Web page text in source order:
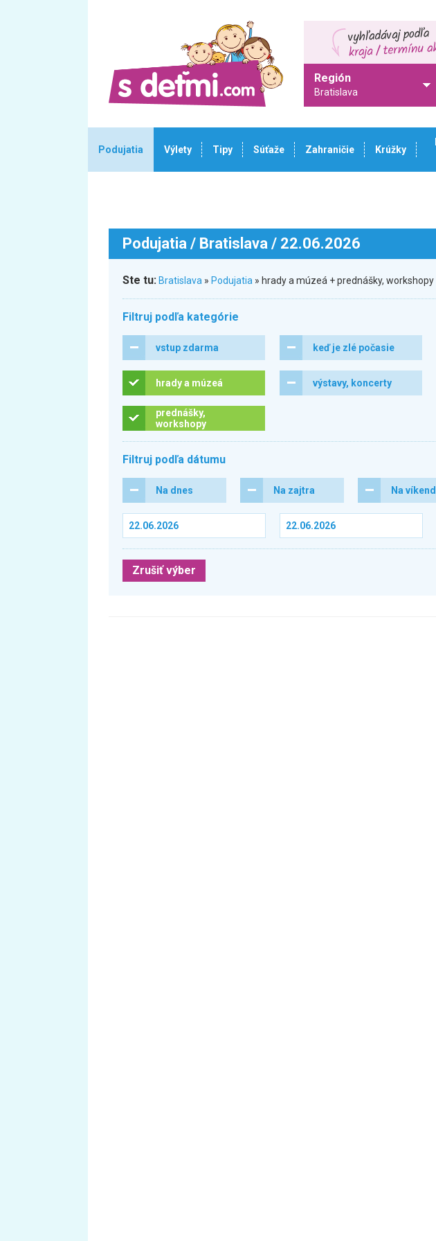
Región
Bratislava
Podujatia Výlety Tipy Súťaže Zahraničie Krúžky
Podujatia / Bratislava / 22.06.2026
Ste tu: Bratislava » Podujatia » hrady a múzeá + prednášky, workshopy
Filtruj podľa kategórie
vstup zdarma keď je zlé počasie
hrady a múzeá výstavy, koncerty
prednášky,
workshopy
Filtruj podľa dátumu
Na dnes Na zajtra Na víkend
Zrušiť výber